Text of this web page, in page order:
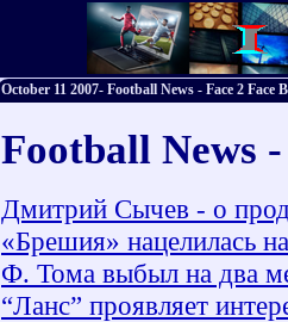
October 11 2007- Football News - Face 2 Face
Football News
Дмитрий Сычев - о
«Брешия» нацелилась
Ф. Тома выбыл на два
“Ланс” проявляет